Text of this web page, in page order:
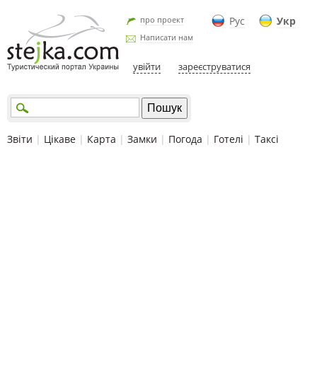
Рус Укр
про проект
Написати нам
увійти зареєструватися
Звіти | Цікаве | Карта | Замки | Погода | Готелі | Таксі